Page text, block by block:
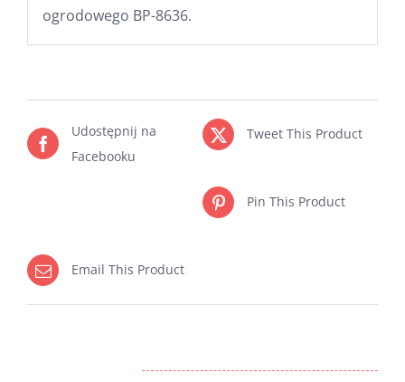
ogrodowego BP-8636.
Udostępnij na
Facebooku
Tweet This Product
Pin This Product
Email This Product